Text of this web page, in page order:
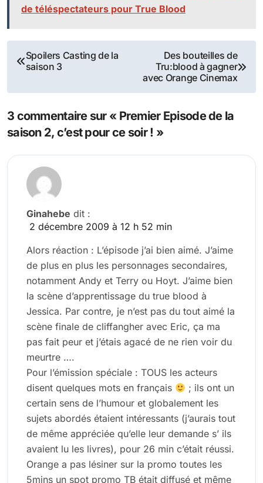
de téléspectateurs pour True Blood
Navigation
de
Spoilers Casting de la
saison 3
Des bouteilles de
Tru:blood à gagner
avec Orange Cinemax
3 commentaire sur « Premier Episode de la
saison 2, c’est pour ce soir ! »
Ginahebe dit :
2 décembre 2009 à 12 h 52 min
Alors réaction : L’épisode j’ai bien aimé. J’aime
de plus en plus les personnages secondaires,
notamment Andy et Terry ou Hoyt. J’aime bien
la scène d’apprentissage du true blood à
Jessica. Par contre, je n’est pas du tout aimé la
scène finale de cliffangher avec Eric, ça ma
pas fait peur et j’étais agacé de ne rien voir du
meurtre ….
Pour l’émission spéciale : TOUS les acteurs
disent quelques mots en français
; ils ont un
certain sens de l’humour et globalement les
sujets abordés étaient intéressants (j’aurais tout
de même appréciée qu’elle leur demande s’ ils
avaient lu les livres), pour 26 min c’était réussi.
Orange a pas lésiner sur la promo toutes les
5mins un spot promo TB était diffusé et même